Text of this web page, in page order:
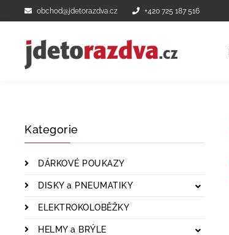
obchod@jdetorazdva.cz +420 725 187 516
Kategorie
DÁRKOVÉ POUKAZY
DISKY a PNEUMATIKY
ELEKTROKOLOBĚŽKY
HELMY a BRÝLE